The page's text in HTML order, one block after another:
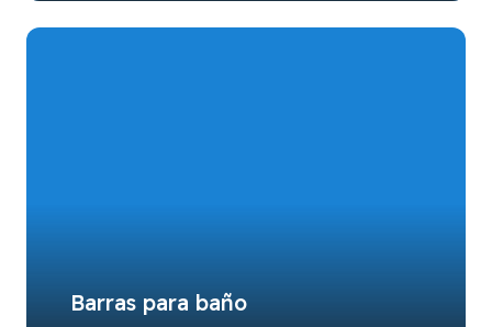
Barras para baño